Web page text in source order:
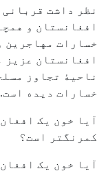
نظر داشت
افغانستان و
خسارات مهاجرین
ناحیۀ تجاوز
خسارات دیده است.
آیا خون یک
کمرنگتر است؟
آیا خون یک